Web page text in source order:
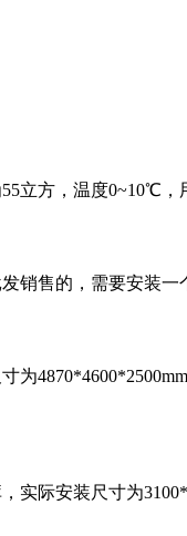
立方，温度0~10℃，
售的，需要安装一
际安装尺寸为